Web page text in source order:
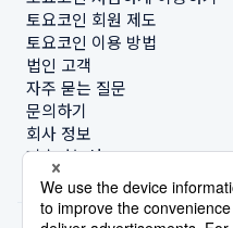
토요코인 회원 제도
토요코인 이용 방법
법인 고객
자주 묻는 질문
문의하기
회사 정보
지속가능성